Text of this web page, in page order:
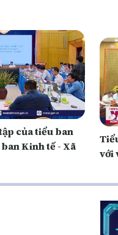
của tiểu ban
Kinh tế - Xã
với